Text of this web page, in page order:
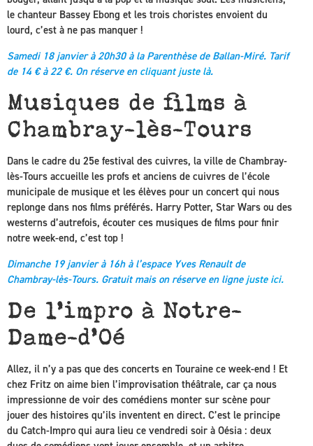
le chanteur Bassey Ebong et les trois choristes envoient du
lourd, c’est à ne pas manquer !
Samedi 18 janvier à 20h30 à la Parenthèse de Ballan-Miré. Tarif
de 14 € à 22 €. On réserve en cliquant juste là.
Musiques de films à
Chambray-lès-Tours
Dans le cadre du 25e festival des cuivres, la ville de Chambray-
lès-Tours accueille les profs et anciens de cuivres de l’école
municipale de musique et les élèves pour un concert qui nous
replonge dans nos films préférés. Harry Potter, Star Wars ou des
westerns d’autrefois, écouter ces musiques de films pour finir
notre week-end, c’est top !
Dimanche 19 janvier à 16h à l’espace Yves Renault de
Chambray-lès-Tours. Gratuit mais on réserve en lignejuste ici.
De l’impro à Notre-
Dame-d’Oé
Allez, il n’y a pas que des concerts en Touraine ce week-end ! Et
chez Fritz on aime bien l’improvisation théâtrale, car ça nous
impressionne de voir des comédiens monter sur scène pour
jouer des histoires qu’ils inventent en direct. C’est le principe
du Catch-Impro qui aura lieu ce vendredi soir à Oésia : deux